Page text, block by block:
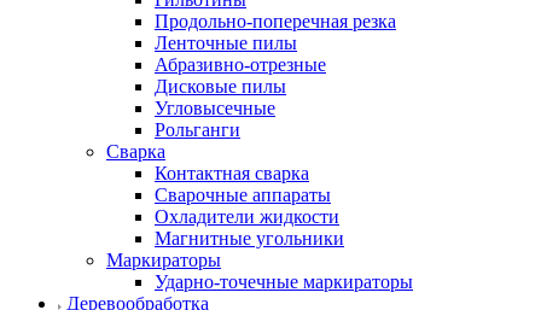
Продольно-поперечная резка
Ленточные пилы
Абразивно-отрезные
Дисковые пилы
Угловысечные
Рольганги
Сварка
Контактная сварка
Сварочные аппараты
Охладители жидкости
Магнитные угольники
Маркираторы
Ударно-точечные маркираторы
Деревообработка